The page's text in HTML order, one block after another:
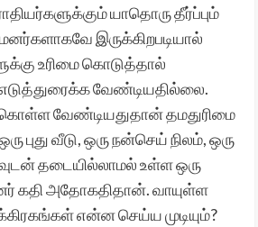
யாதொரு தீர்ப்பும்
இருக்கிறபடியால்
உரிமை கொடுத்தால்
வேண்டியதில்லை.
வேண்டியதுதான் தமதுரிமை
வீடு, ஒரு நன்செய் நிலம், ஒரு
தடையில்லாமல் உள்ள ஒரு
கதி அதோகதிதான். வாயுள்ள
என்ன செய்ய முடியும்?
பார்வதி இராமச்சந்திரன்